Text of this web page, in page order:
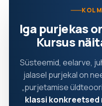
Iga purjekas
Kursus
Süsteemid, eelarve,
jalasel purjekal on
„purjetamise
klassi konkreetsed